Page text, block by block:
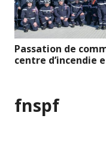
Passation de
centre d’incendie
fnspf